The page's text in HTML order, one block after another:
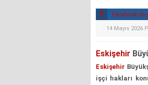
Facebook ile
14 Mayıs 2026
Eskişehir
Eskişehir
işçi hakları